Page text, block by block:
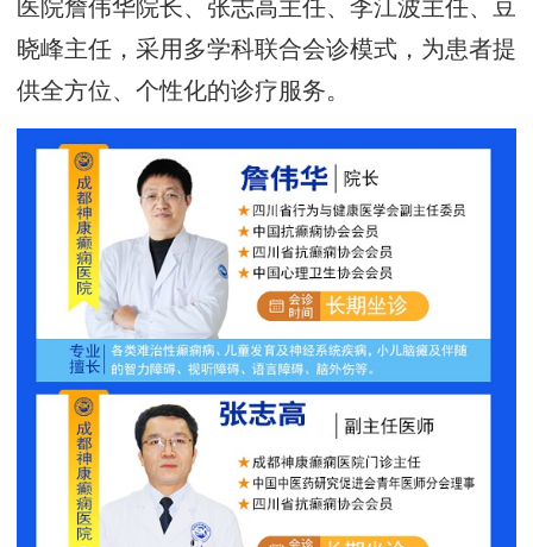
医院詹伟华院长、张志高主任、李江波主任、豆
晓峰主任，采用多学科联合会诊模式，为患者提
供全方位、个性化的诊疗服务。